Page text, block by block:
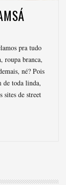
pra tudo
roupa branca,
né? Pois
de toda linda,
sites de street